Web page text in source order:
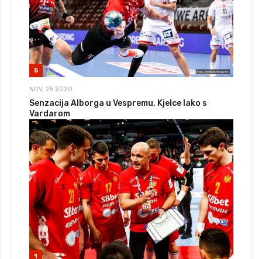
5
NOV, 25 2020
Senzacija Alborga u Vespremu, Kjelce lako s
Vardarom
1